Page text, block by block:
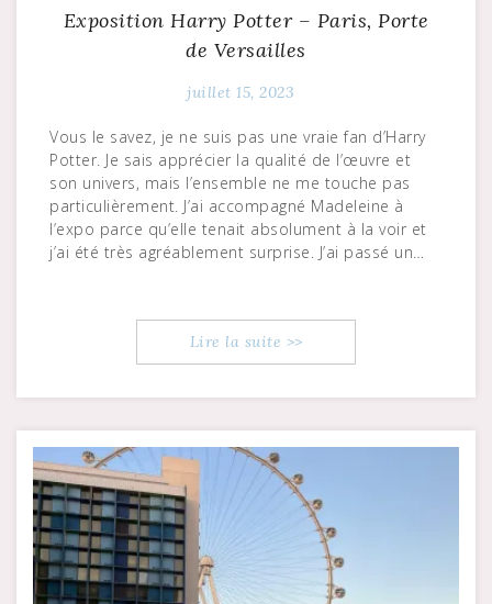
Exposition Harry Potter – Paris, Porte
de Versailles
juillet 15, 2023
Vous le savez, je ne suis pas une vraie fan d’Harry
Potter. Je sais apprécier la qualité de l’œuvre et
son univers, mais l’ensemble ne me touche pas
particulièrement. J’ai accompagné Madeleine à
l’expo parce qu’elle tenait absolument à la voir et
j’ai été très agréablement surprise. J’ai passé un…
Lire la suite >>